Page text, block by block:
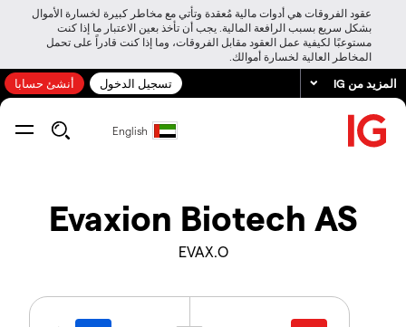
عقود الفروقات هي أدوات مالية مُعقدة وتأتي مع مخاطر كبيرة لخسارة الأموال
بشكل سريع بسبب الرافعة المالية. يجب أن تأخذ بعين الاعتبار ما إذا كنت
مستوعبًا لكيفية عمل العقود مقابل الفروقات، وما إذا كنت قادراً على تحمل
المخاطر العالية لخسارة أموالك.
المزيد من IG تسجيل الدخول أنشئ حسابا
English
Evaxion Biotech AS
EVAX.O